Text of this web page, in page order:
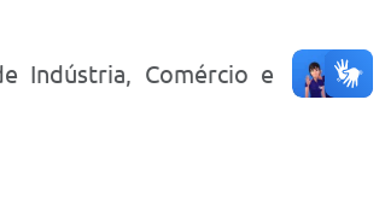
Indústria, Comércio e